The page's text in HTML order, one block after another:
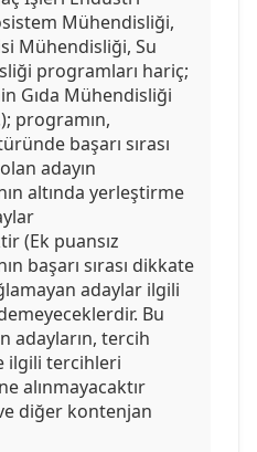
Mühendisliği,
Mühendisliği, Su
programları hariç;
Gıda Mühendisliği
programın,
başarı sırası
adayın
altında yerleştirme
(Ek puansız
başarı sırası dikkate
adaylar ilgili
Bu
adayların, tercih
ilgili tercihleri
alınmayacaktır
diğer kontenjan